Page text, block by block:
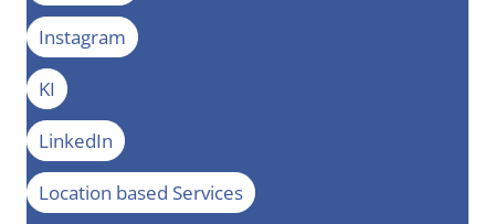
Instagram
KI
LinkedIn
Location based Services